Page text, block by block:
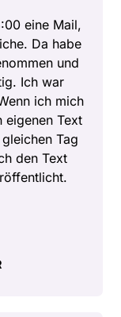
eine Mail,
Da habe
und
Ich war
ich mich
eigenen Text
Tag
den Text